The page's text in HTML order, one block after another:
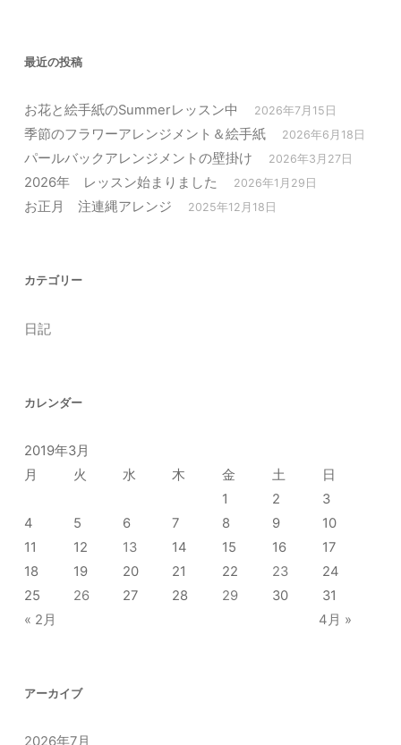
最近の投稿
お花と絵手紙のSummerレッスン中 2026年7月15日
季節のフラワーアレンジメント＆絵手紙 2026年6月18日
パールバックアレンジメントの壁掛け 2026年3月27日
2026年 レッスン始まりました 2026年1月29日
お正月 注連縄アレンジ 2025年12月18日
カテゴリー
日記
カレンダー
2019年3月
月
火 水 木 金 土
日
1
2
3
4
5 6 7 8 9
10
11
12 13 14 15 16
17
18
19 20 21 22 23
24
25
26 27 28 29 30
31
« 2月
4月 »
アーカイブ
2026年7月